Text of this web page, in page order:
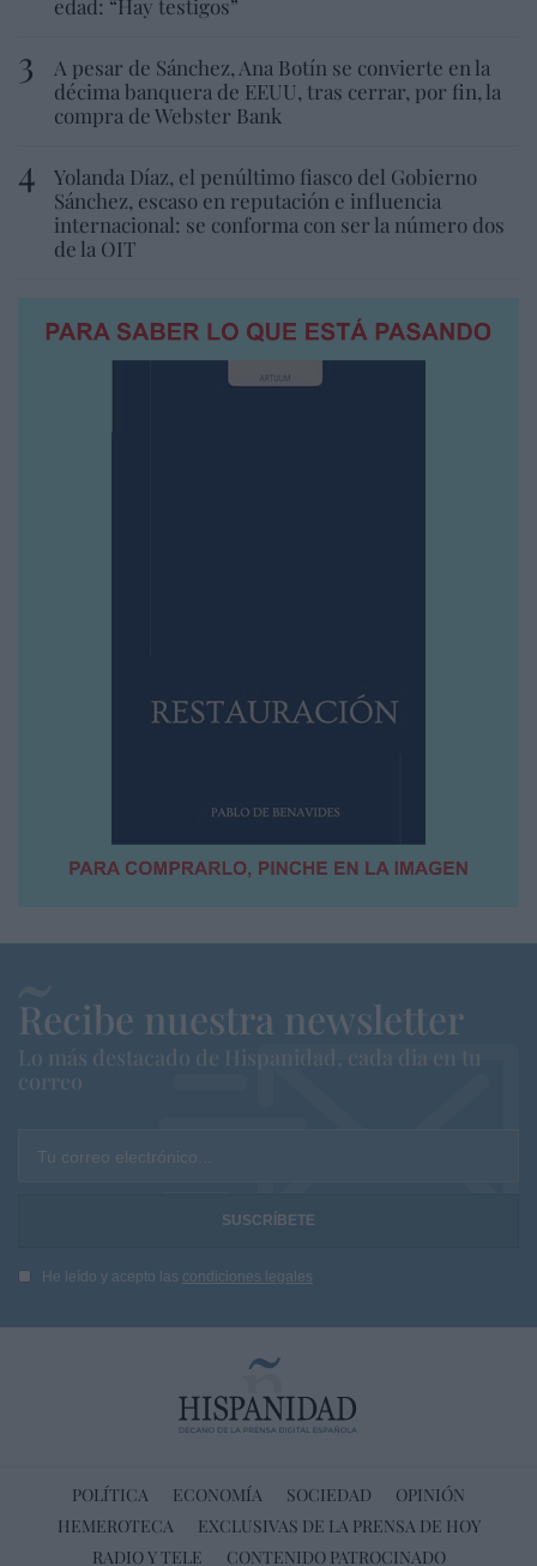
edad: “Hay testigos”
A pesar de Sánchez, Ana Botín se convierte en la
décima banquera de EEUU, tras cerrar, por fin, la
compra de Webster Bank
Yolanda Díaz, el penúltimo fiasco del Gobierno
Sánchez, escaso en reputación e influencia
internacional: se conforma con ser la número dos
de la OIT
Recibe nuestra newsletter
Lo más destacado de Hispanidad, cada dia en tu
correo
Tu correo electrónico...
He leído y acepto las condiciones legales
POLÍTICA ECONOMÍA SOCIEDAD
OPINIÓN
HEMEROTECA
EXCLUSIVAS DE LA PRENSA DE HOY
RADIO Y TELE
CONTENIDO PATROCINADO